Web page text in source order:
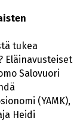
tukea
Eläinavusteiset
Salovuori
(YAMK),
Heidi